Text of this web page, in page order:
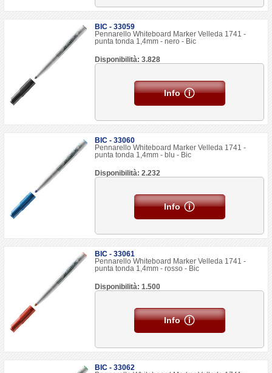
BIC - 33059
Pennarello Whiteboard Marker Velleda 1741 -
punta tonda 1,4mm - nero - Bic
Disponibilità: 3.828
Info
BIC - 33060
Pennarello Whiteboard Marker Velleda 1741 -
punta tonda 1,4mm - blu - Bic
Disponibilità: 2.232
Info
BIC - 33061
Pennarello Whiteboard Marker Velleda 1741 -
punta tonda 1,4mm - rosso - Bic
Disponibilità: 1.500
Info
BIC - 33062